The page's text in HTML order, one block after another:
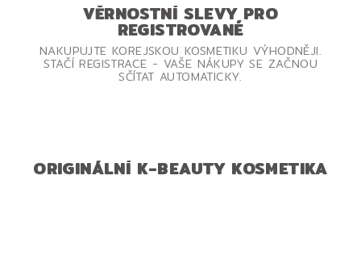
VĚRNOSTNÍ SLEVY PRO
REGISTROVANÉ
NAKUPUJTE KOREJSKOU KOSMETIKU VÝHODNĚJI.
STAČÍ REGISTRACE - VAŠE NÁKUPY SE ZAČNOU
SČÍTAT AUTOMATICKY.
ORIGINÁLNÍ K-BEAUTY KOSMETIKA